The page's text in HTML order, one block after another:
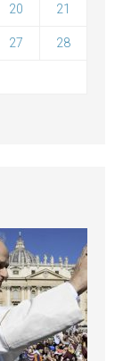
20 21
27 28